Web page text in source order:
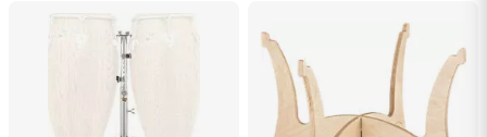
Drums